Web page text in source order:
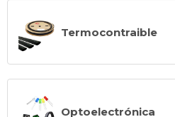
Termocontraible
Optoelectrónica